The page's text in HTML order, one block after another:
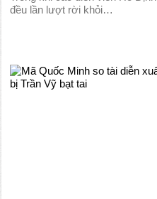
đều lần lượt rời khỏi…